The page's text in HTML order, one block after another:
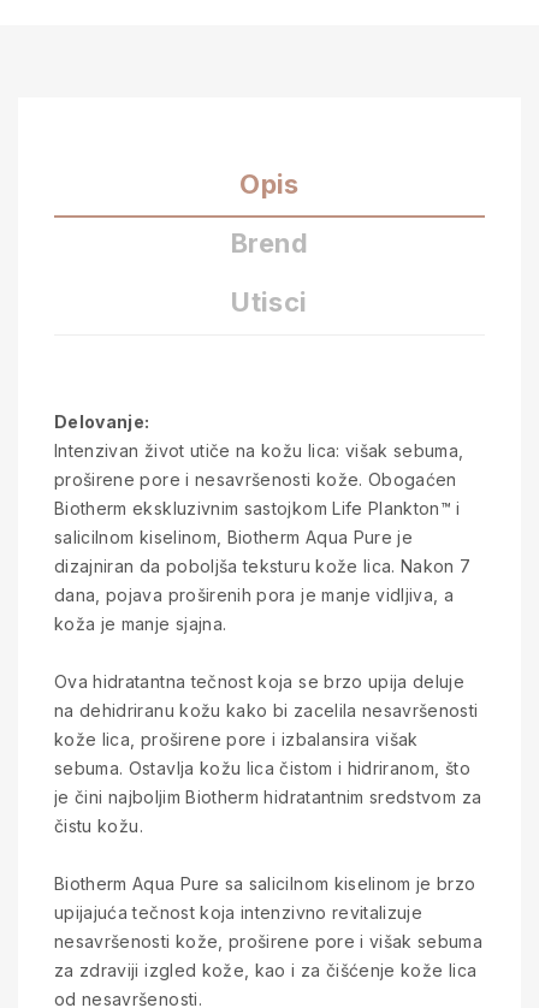
Opis
Brend
Utisci
Delovanje:
Intenzivan život utiče na kožu lica: višak sebuma,
proširene pore i nesavršenosti kože. Obogaćen
Biotherm ekskluzivnim sastojkom Life Plankton™ i
salicilnom kiselinom, Biotherm Aqua Pure je
dizajniran da poboljša teksturu kože lica. Nakon 7
dana, pojava proširenih pora je manje vidljiva, a
koža je manje sjajna.
Ova hidratantna tečnost koja se brzo upija deluje
na dehidriranu kožu kako bi zacelila nesavršenosti
kože lica, proširene pore i izbalansira višak
sebuma. Ostavlja kožu lica čistom i hidriranom, što
je čini najboljim Biotherm hidratantnim sredstvom za
čistu kožu.
Biotherm Aqua Pure sa salicilnom kiselinom je brzo
upijajuća tečnost koja intenzivno revitalizuje
nesavršenosti kože, proširene pore i višak sebuma
za zdraviji izgled kože, kao i za čišćenje kože lica
od nesavršenosti.